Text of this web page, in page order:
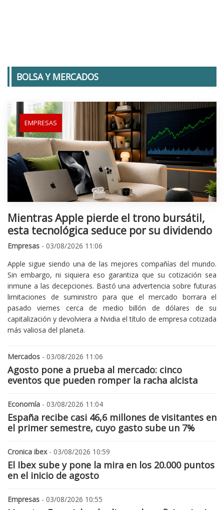
BOLSA Y MERCADOS
EMPRESAS
Mientras Apple pierde el trono bursátil,
esta tecnológica seduce por su dividendo
Empresas - 03/08/2026 11:06
Apple sigue siendo una de las mejores compañías del mundo.
Sin embargo, ni siquiera eso garantiza que su cotización sea
inmune a las decepciones. Bastó una advertencia sobre futuras
limitaciones de suministro para que el mercado borrara el
pasado viernes cerca de medio billón de dólares de su
capitalización y devolviera a Nvidia el título de empresa cotizada
más valiosa del planeta.
Mercados - 03/08/2026 11:06
Agosto pone a prueba al mercado: cinco
eventos que pueden romper la racha alcista
Economía - 03/08/2026 11:04
España recibe casi 46,6 millones de visitantes en
el primer semestre, cuyo gasto sube un 7%
Cronica ibex- 03/08/2026 10:59
El Ibex sube y pone la mira en los 20.000 puntos
en el inicio de agosto
Empresas - 03/08/2026 10:55